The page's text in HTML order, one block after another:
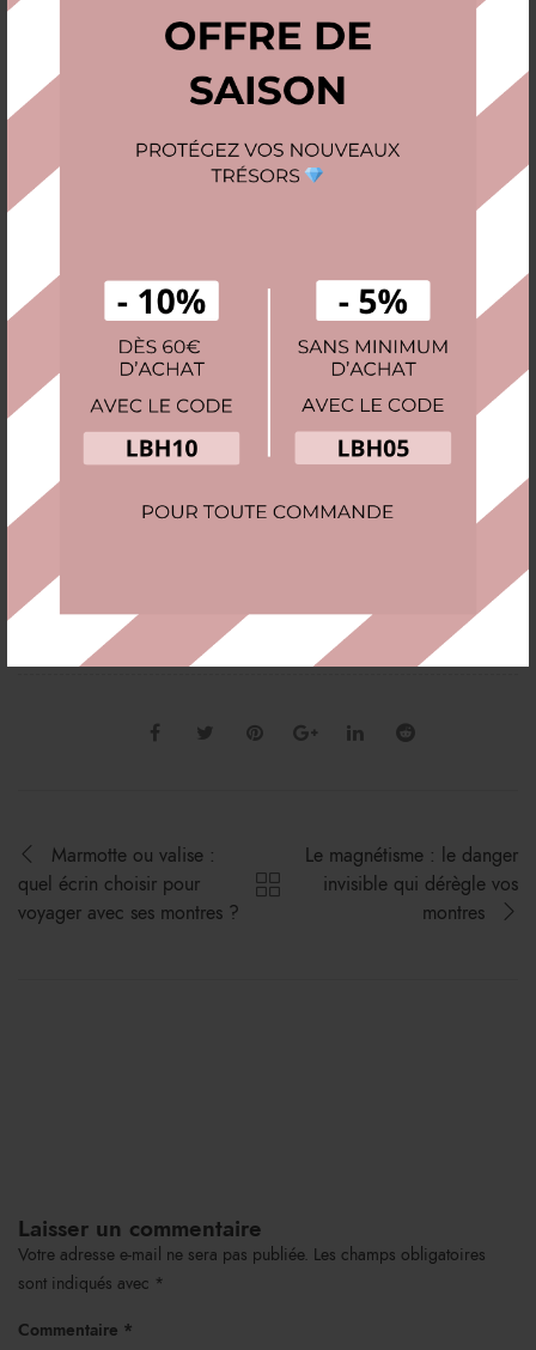
Enfin, offrir une boîte à montres est un acte qui s’inscrit
dans le temps. C’est le genre d’objet que l’on garde 20,
30 ou 40 ans. Chaque fois qu’il choisira sa montre le
matin, il aura une pensée pour la personne qui lui a offert
cet écrin. C’est un cadeau “utile” au sens noble du terme
: il sert tous les jours, il protège ce qu’il a de plus cher, et
il embellit son quotidien.
Conclusion : Ne cherchez plus
En résumé, la boîte à montres est le cadeau idéal car elle
coche toutes les cases : elle est
pratique, esthétique
durable etvalorisante. C’est une preuve de goût qui
montre que vous avez pris le temps de comprendre ses
besoins et sa personnalité. Que ce soit pour un
anniversaire, Noël ou la fête des pères, c’est l’assurance
Découvrez nos
montres.
Marmotte ou valise :
quel écrin choisir pour
voyager avec ses montres ?
Le magnétisme : le danger
invisible qui dérègle vos
montres
Laisser un commentaire
Votre adresse e-mail ne sera pas publiée. Les champs obligatoires
sont indiqués avec *
Commentaire *